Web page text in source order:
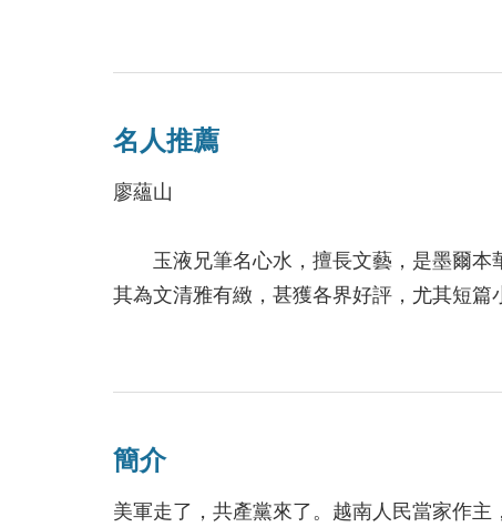
【僑聯海外華文著
灑花慶賀！秀威作
名人推薦
廖蘊山
玉液兄筆名心水，擅長文藝，是墨爾本
其為文清雅有緻，甚獲各界好評，尤其短
達十五萬言之《沉城驚夢》一書。過來人
此書脫稿後，玉液兄以草舍鄰近之便，遂
自惟讀書不多，荒於學問，焉能勝此重任？
簡介
美軍走了，共產黨來了。越南人民當家作主